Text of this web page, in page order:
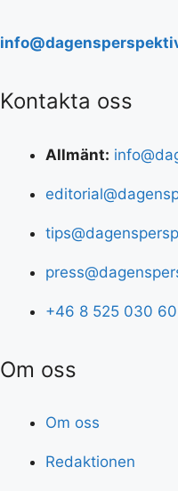
Kontakta oss
Allmänt:
+46 8 525 030 60
Om oss
Om oss
Redaktionen